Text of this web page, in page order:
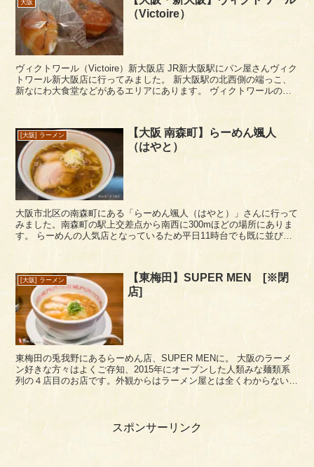
大阪
（Victoire）
ヴィクトワール（Victoire）新大阪店 JR新大阪駅にパン屋さんヴィク
トワール新大阪店に行ってみました。 新大阪駅の北西側の端っこ、
新なにわ大食堂などがあるエリアにあります。 ヴィクトワールの運
[大阪] ラーメン
【大阪 南森町】らーめん颯人
（はやと）
大阪市北区の南森町にある「らーめん颯人（はやと）」さんに行って
みました。南森町の駅上交差点から南西に300mほどの場所にありま
す。 らーめんの人気店となっているため平日11時台でも既に並びが
[大阪] ラーメン
【東梅田】SUPER MEN [※閉
店]
東梅田の兎我野にあるらーめん店、SUPER MENに。 大阪のラーメ
ン好きな方々はよくご存知、2015年にオープンした人類みな麺類系
列の４店目のお店です。外観からはラーメン屋とは全くわからないか
スポンサーリンク